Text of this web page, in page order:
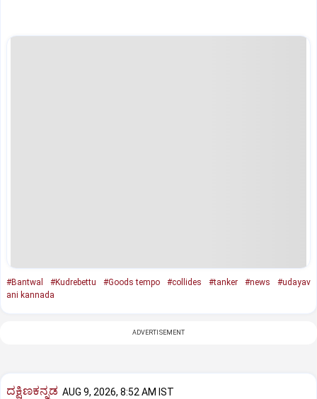
#Bantwal #Kudrebettu #Goods tempo #collides #tanker #news
#udayav
ani kannada
ADVERTISEMENT
ದಕ್ಷಿಣಕನ್ನಡ AUG 9, 2026, 8:52 AM IST